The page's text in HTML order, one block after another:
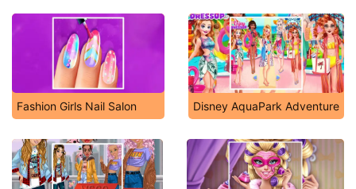
Fashion Girls Nail Salon Disney AquaPark Adventure